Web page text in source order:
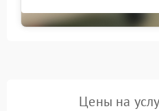
Цены на